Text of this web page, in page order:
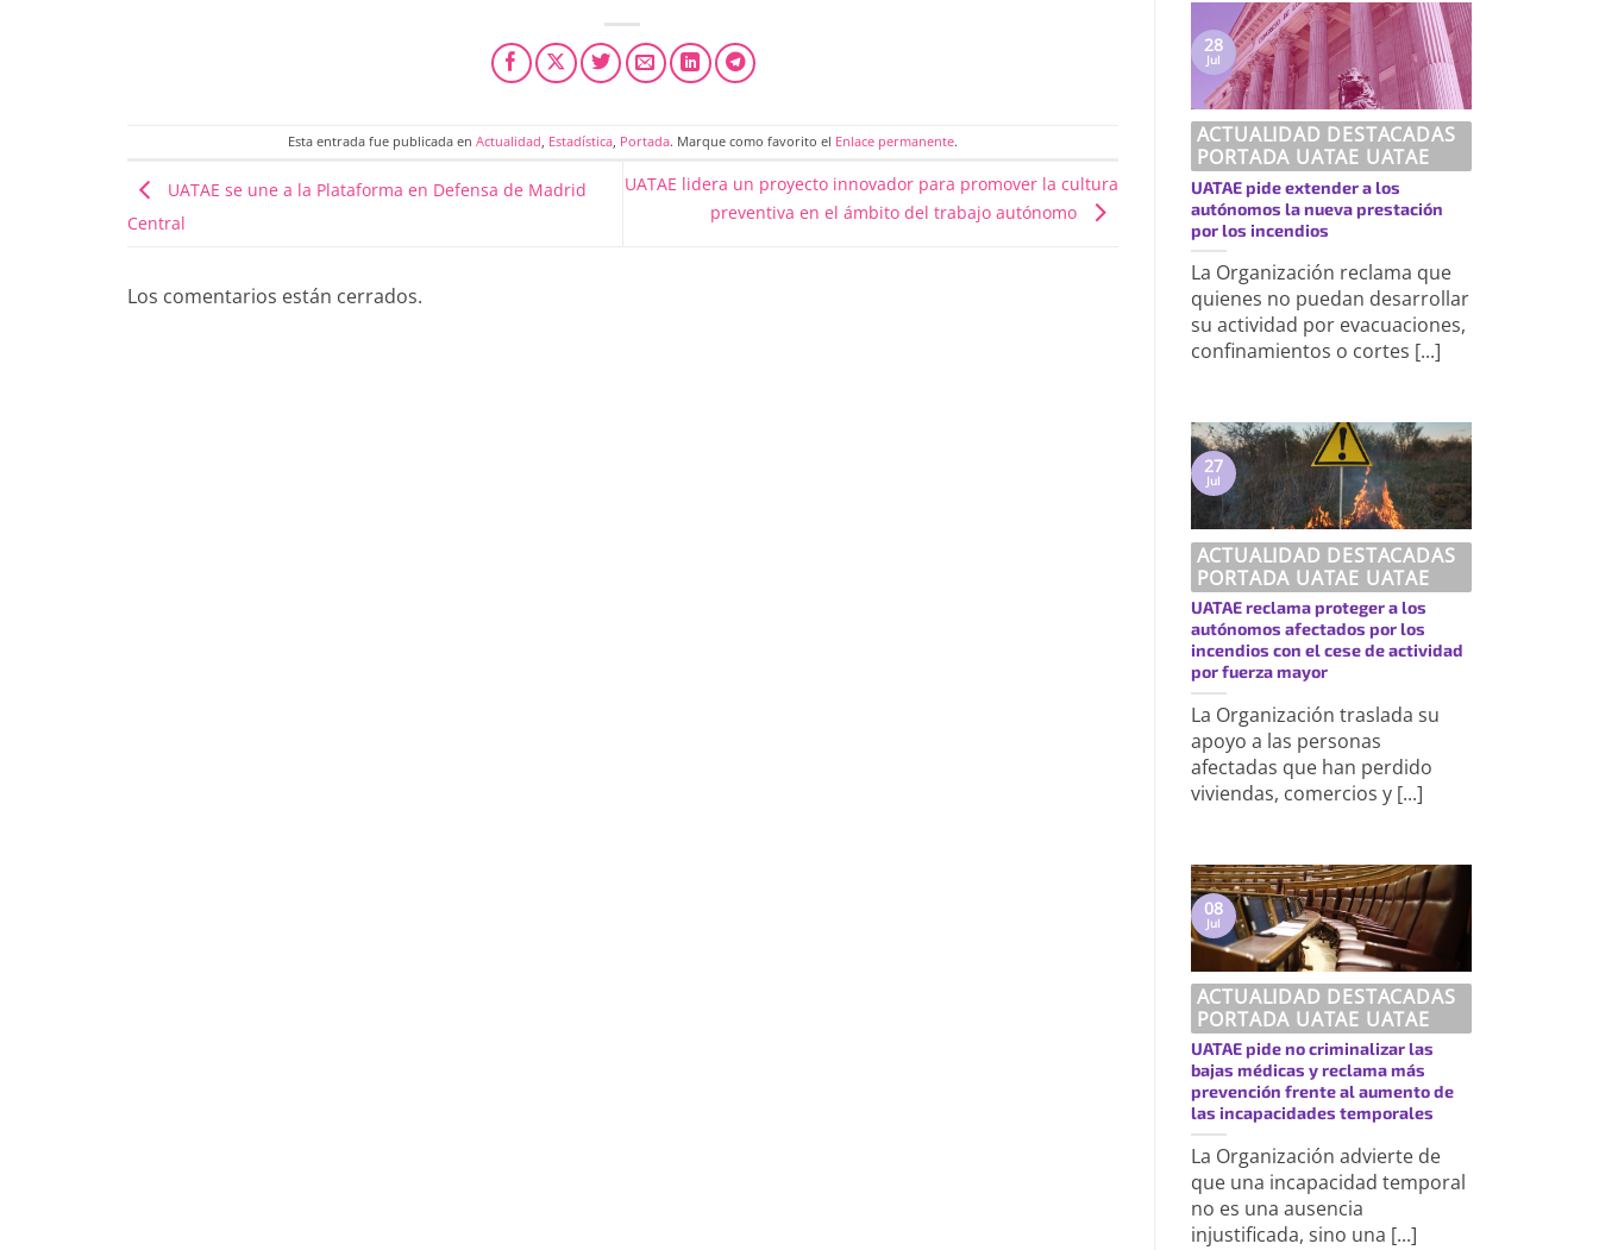
Esta entrada fue publicada en Actualidad, Estadística, Portada. Marque como favorito el Enlace permanente.
UATAE se une a la Plataforma en Defensa de Madrid
Central
UATAE lidera un proyecto innovador para promover la cultura
preventiva en el ámbito del trabajo autónomo
Los comentarios están cerrados.
ACTUALIDAD DESTACADAS
PORTADA UATAE UATAE
UATAE pide extender a los
autónomos la nueva prestación
por los incendios
La Organización reclama que
quienes no puedan desarrollar
su actividad por evacuaciones,
confinamientos o cortes [...]
28
Jul
ACTUALIDAD DESTACADAS
PORTADA UATAE UATAE
UATAE reclama proteger a los
autónomos afectados por los
incendios con el cese de actividad
por fuerza mayor
La Organización traslada su
apoyo a las personas
afectadas que han perdido
viviendas, comercios y [...]
27
Jul
ACTUALIDAD DESTACADAS
PORTADA UATAE UATAE
UATAE pide no criminalizar las
bajas médicas y reclama más
prevención frente al aumento de
las incapacidades temporales
La Organización advierte de
que una incapacidad temporal
no es una ausencia
injustificada, sino una [...]
08
Jul